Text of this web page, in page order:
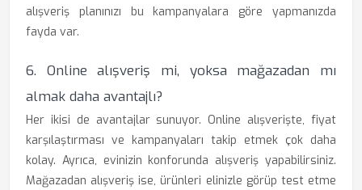
alışveriş planınızı bu kampanyalara göre yapmanızda
fayda var.
6. Online alışveriş mi, yoksa mağazadan mı
almak daha avantajlı?
Her ikisi de avantajlar sunuyor. Online alışverişte, fiyat
karşılaştırması ve kampanyaları takip etmek çok daha
kolay. Ayrıca, evinizin konforunda alışveriş yapabilirsiniz.
Mağazadan alışveriş ise, ürünleri elinizle görüp test etme